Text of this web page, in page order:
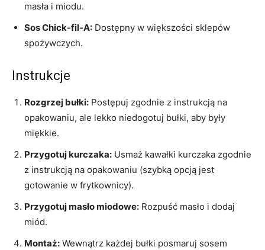
masła i miodu.
Sos Chick-fil-A: Dostępny w większości sklepów
spożywczych.
Instrukcje
Rozgrzej bułki: Postępuj zgodnie z instrukcją na
opakowaniu, ale lekko niedogotuj bułki, aby były
miękkie.
Przygotuj kurczaka: Usmaż kawałki kurczaka zgodnie
z instrukcją na opakowaniu (szybką opcją jest
gotowanie w frytkownicy).
Przygotuj masło miodowe: Rozpuść masło i dodaj
miód.
Montaż: Wewnątrz każdej bułki posmaruj sosem